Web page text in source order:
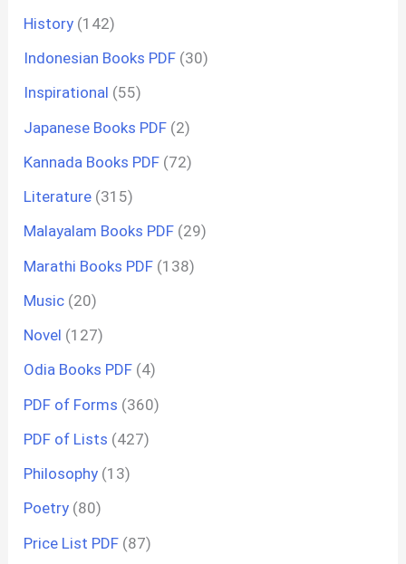
History (142)
Indonesian Books PDF (30)
Inspirational (55)
Japanese Books PDF (2)
Kannada Books PDF (72)
Literature (315)
Malayalam Books PDF (29)
Marathi Books PDF (138)
Music (20)
Novel (127)
Odia Books PDF (4)
PDF of Forms (360)
PDF of Lists (427)
Philosophy (13)
Poetry (80)
Price List PDF (87)